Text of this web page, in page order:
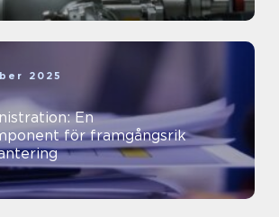
2025
En
för framgångsrik